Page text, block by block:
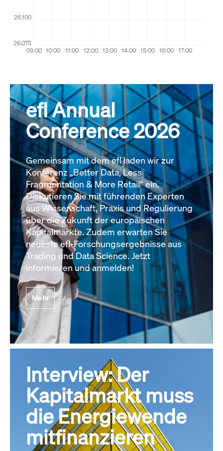
efl Annual
Conference 2026
Gemeinsam mit dem efl laden wir zur
Konferenz „Better Data, Less
Fragmentation & More Retail“ ein.
Diskutieren Sie mit führenden Experten
aus Wissenschaft, Praxis und Regulierung
über die Zukunft der europäischen
Kapitalmärkte. Zudem erwarten Sie
neueste efl-Forschungsergebnisse aus
Trading und Data Science. Jetzt
informieren und anmelden!
Mehr
Interview: Der
Kapitalmarkt muss
die Energiewende
mitfinanzieren